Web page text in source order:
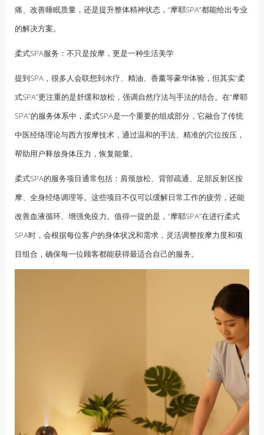
痛、改善睡眠质量，还是提升整体精神状态，“摩耶SPA”都能给出专业
的解决方案。
柔式SPA服务：不只是按摩，更是一种生活美学
提到SPA，很多人会联想到水疗、 精油、香薰等豪华体验，但其实“柔
式SPA”更注重的是舒缓和放松，强调自然疗法与手法的结合。在“摩耶
SPA”的服务体系中，柔式SPA是一个重要的组成部分，它融合了传统
中医经络理论与西方按摩技术，通过温和的手法、精准的穴位按压，
帮助用户释放身体压力，恢复能量。
柔式SPA的服务项目通常包括：肩颈放松、背部疏通、足部反射区按
摩、全身经络调理等。这些项目不仅可以缓解日常工作的疲劳，还能
改善血液循环、增强免疫力。值得一提的是，“摩耶SPA”在进行柔式
SPA时，会根据每位客户的身体状况和需求，灵活调整按摩力度和项
目组合，确保每一位顾客都能获得最适合自己的服务。